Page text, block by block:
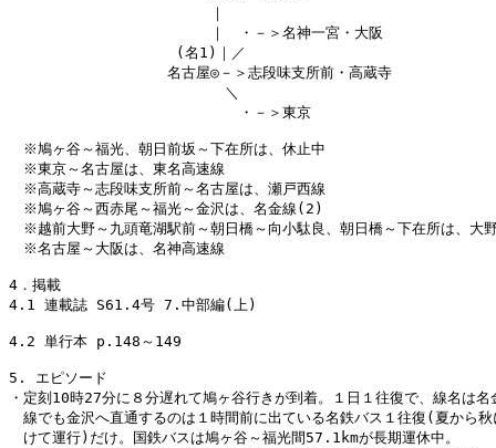
｜
｜　・－＞名神一宮・大阪
(名1)｜／
名古屋◎－＞志段味支所前・高蔵寺
＼
・－＞東京
※鳩ヶ谷～福光、朝日前坂～下在所は、休止中
※東京～名古屋は、東名高速線
※高蔵寺～志段味支所前～名古屋は、瀬戸西線
※鳩ヶ谷～西赤尾～福光～金沢は、名金線(2)
※越前大野～九頭竜湖駅前～朝日橋～向小駄良、朝日橋～下在所は、大
※名古屋～大阪は、名神高速線
4．掲載
4.1 連載誌 S61.4号 7.中部編(上)
4.2 単行本 p.148～149
5. エピソード
・定刻10時27分に８分遅れて鳩ヶ谷行きが到着。１日１往復で、線名は名
線でも金沢へ直通するのは１時間前に出ている名鉄バス１往復(夏から秋
けて運行)だけ。国鉄バスは鳩ヶ谷～福光間57.1kmが長期運休中。